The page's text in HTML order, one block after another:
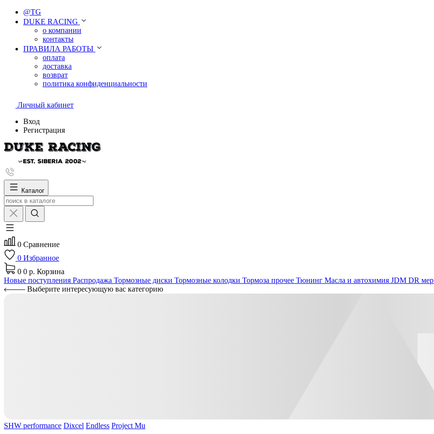
@TG
DUKE RACING
о компании
контакты
ПРАВИЛА РАБОТЫ
оплата
доставка
возврат
политика конфиденциальности
Личный кабинет
Вход
Регистрация
Каталог
0 Сравнение
0 Избранное
0 0 р. Корзина
Новые поступления Распродажа Тормозные диски Тормозные колодки Тормоза прочее Тюнинг Масла и автохимия JDM DR
Выберите интересующую вас категорию
SHW performance Dixcel Endless Project Mu